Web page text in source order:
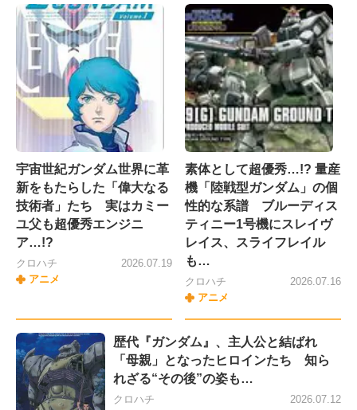
宇宙世紀ガンダム世界に革
新をもたらした「偉大なる
技術者」たち 実はカミー
ユ父も超優秀エンジニ
ア…!?
クロハチ
アニメ
2026.07.19
素体として超優秀…!? 量産
機「陸戦型ガンダム」の個
性的な系譜 ブルーディス
ティニー1号機にスレイヴ
レイス、スライフレイル
も…
クロハチ
アニメ
2026.07.16
歴代『ガンダム』、主人公と結ばれ
「母親」となったヒロインたち 知ら
れざる“その後”の姿も…
クロハチ
2026.07.12